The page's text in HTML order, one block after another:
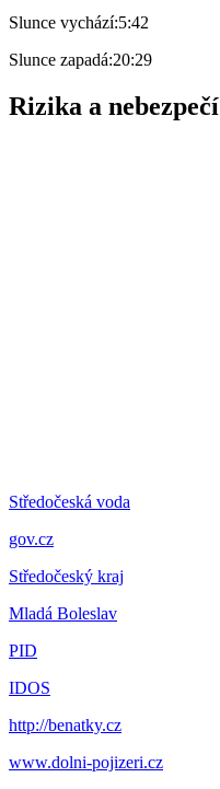
Slunce vychází:5:42
Slunce zapadá:20:29
Rizika a nebezpečí
Středočeská voda
gov.cz
Středočeský kraj
Mladá Boleslav
PID
IDOS
http://benatky.cz
www.dolni-pojizeri.cz